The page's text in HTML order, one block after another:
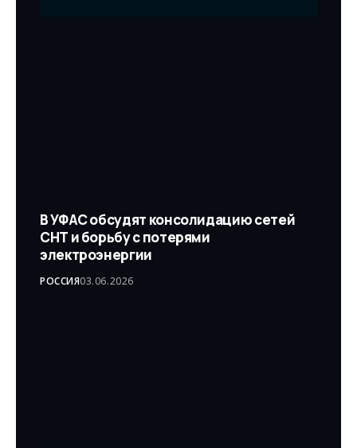
В УФАС обсудят консолидацию сетей
СНТ и борьбу с потерями
электроэнергии
РОССИЯ03.06.2026